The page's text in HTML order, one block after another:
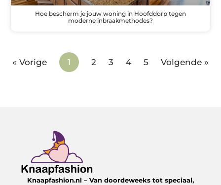
Hoe bescherm je jouw woning in Hoofddorp tegen
moderne inbraakmethodes?
« Vorige 1 2 3 4 5 Volgende »
Knaapfashion.nl – Van doordeweeks tot speciaal,